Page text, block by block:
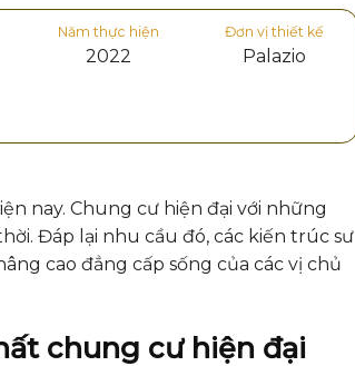
Năm thực hiện
2022
Đơn vị thiết kế
Palazio
nay. Chung cư hiện đại với những
Đáp lại nhu cầu đó, các kiến trúc sư
cao đẳng cấp sống của các vị chủ
chung cư hiện đại